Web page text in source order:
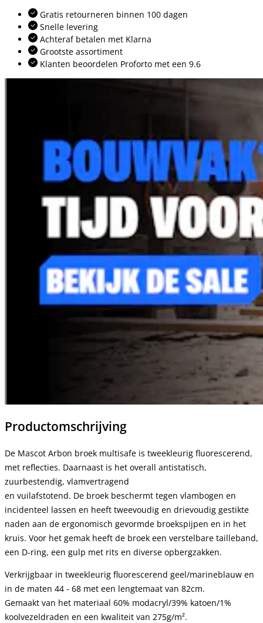
Gratis retourneren binnen 100 dagen
Snelle levering
Achteraf betalen met Klarna
Grootste assortiment
Klanten beoordelen Proforto met een 9.6
Productomschrijving
De Mascot Arbon broek multisafe is tweekleurig fluorescerend,
met reflecties. Daarnaast is het overall antistatisch,
zuurbestendig, vlamvertragend
en vuilafstotend. De broek beschermt tegen vlambogen en
incidenteel lassen en heeft tweevoudig en drievoudig gestikte
naden aan de ergonomisch gevormde broekspijpen en in het
kruis. Voor het gemak heeft de broek een verstelbare tailleband,
een D-ring, een gulp met rits en diverse opbergzakken.
Verkrijgbaar in tweekleurig fluorescerend geel/marineblauw en
in de maten 44 - 68 met een lengtemaat van 82cm.
Gemaakt van het materiaal 60% modacryl/39% katoen/1%
koolvezeldraden en een kwaliteit van 275g/m².